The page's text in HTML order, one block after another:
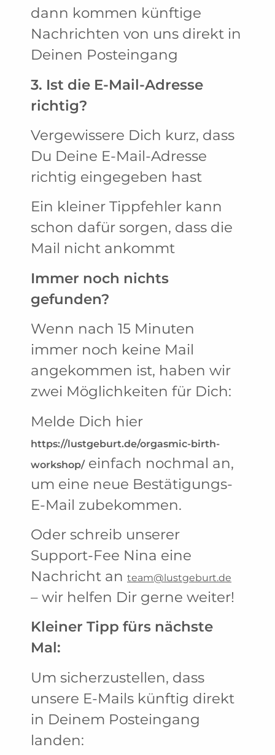
dann kommen künftige
Nachrichten von uns direkt in
Deinen Posteingang
3. Ist die E-Mail-Adresse
richtig?
Vergewissere Dich kurz, dass
Du Deine E-Mail-Adresse
richtig eingegeben hast
Ein kleiner Tippfehler kann
schon dafür sorgen, dass die
Mail nicht ankommt
Immer noch nichts
gefunden?
Wenn nach 15 Minuten
immer noch keine Mail
angekommen ist, haben wir
zwei Möglichkeiten für Dich:
Melde Dich hier
https://lustgeburt.de/orgasmic-birth-
workshop/einfach nochmal an,
um eine neue Bestätigungs-
E-Mail zubekommen.
Oder schreib unserer
Support-Fee Nina eine
Nachricht an team@lustgeburt.de
– wir helfen Dir gerne weiter!
Kleiner Tipp fürs nächste
Mal:
Um sicherzustellen, dass
unsere E-Mails künftig direkt
in Deinem Posteingang
landen: